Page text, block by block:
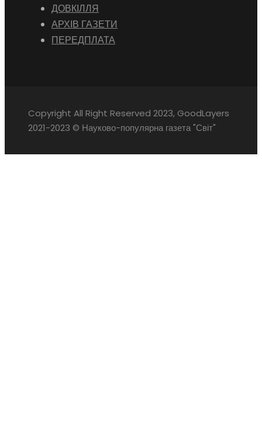
ДОВКІЛЛЯ
АРХІВ ГАЗЕТИ
ПЕРЕДПЛАТА
Copyright All Right Reserved 2023, GoodLayers
2021-2023 © Науково-популярна газета "Світ"